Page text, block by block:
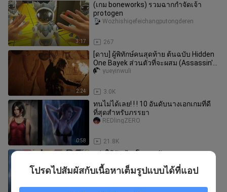
3:17
(เกม boneworks) รวมฉากกำจัดเจ้า
protogen
267
Wozhishigefeichangputongderen
2:24
[ดาบ] ผู้พิทักษ์คนสุดท้าย ต้นฉบับ Hidden
One Bayek ส่วนตัวที่จะผสม (Assassin's
Creed)
3.0K
yueyinwuli
0:58
ทนไม่ได้เลย! ! ! 10 อันดับนางเอกเกมที่ดี
ที่สุดสำหรับภรรยา
21.8K
REDlingZERO
อย่าให้ฉันต้องโทรหาฉัน
โปรดไปสัมผัสกับเนื้อหาเต็มรูปแบบได้ที่แอป